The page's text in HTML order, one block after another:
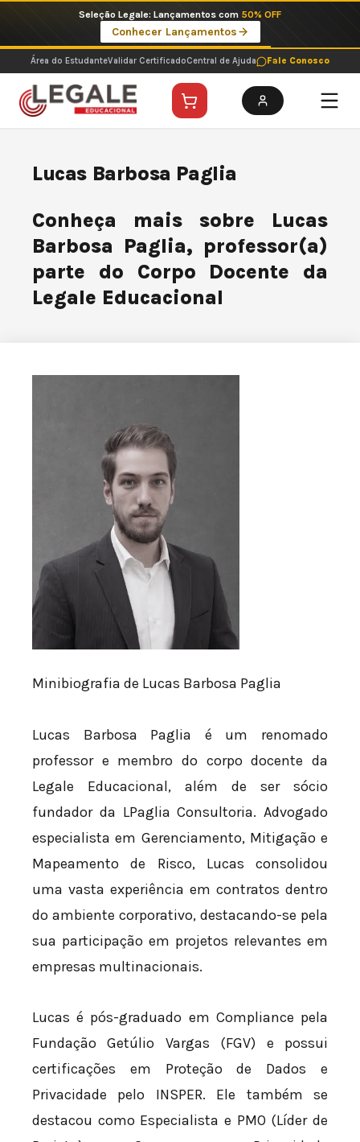
o
conteúdo
Seleção Legale: Lançamentos com 50% OFF
Conhecer Lançamentos
Área do EstudanteValidar CertificadoCentral de Ajuda Fale Conosco
Lucas Barbosa Paglia
Conheça mais sobre Lucas
Barbosa Paglia, professor(a)
parte do Corpo Docente da
Legale Educacional
Minibiografia de Lucas Barbosa Paglia
Lucas Barbosa Paglia é um renomado
professor e membro do corpo docente da
Legale Educacional, além de ser sócio
fundador da LPaglia Consultoria. Advogado
especialista em Gerenciamento, Mitigação e
Mapeamento de Risco, Lucas consolidou
uma vasta experiência em contratos dentro
do ambiente corporativo, destacando-se pela
sua participação em projetos relevantes em
empresas multinacionais.
Lucas é pós-graduado em Compliance pela
Fundação Getúlio Vargas (FGV) e possui
certificações em Proteção de Dados e
Privacidade pelo INSPER. Ele também se
destacou como Especialista e PMO (Líder de